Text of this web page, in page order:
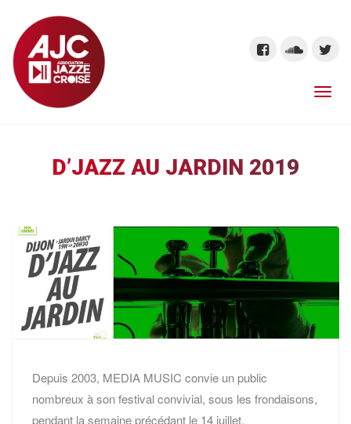
D’JAZZ AU JARDIN 2019
Depuis 2003, MEDIA MUSIC convie un public
nombreux à son festival convivial, sous les frondaisons,
pendant la semaine précédant le 14 juillet.